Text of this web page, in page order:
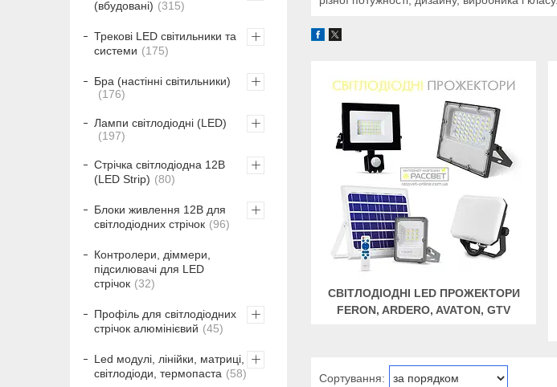
СВІТЛОДІОДНІ LED ПРОЖЕКТОРИ
FERON, ARDERO, AVATON, GTV
(вбудовані)
315
Трекові LED світильники та
системи
175
Бра (настінні світильники)
176
Лампи світлодіодні (LED)
197
Стрічка світлодіодна 12В
(LED Strip)
80
Блоки живлення 12В для
світлодіодних стрічок
96
Контролери, діммери,
підсилювачі для LED
стрічок
32
Профіль для світлодіодних
стрічок алюмінієвий
45
Led модулі, лінійки, матриці,
світлодіоди, термопаста
58